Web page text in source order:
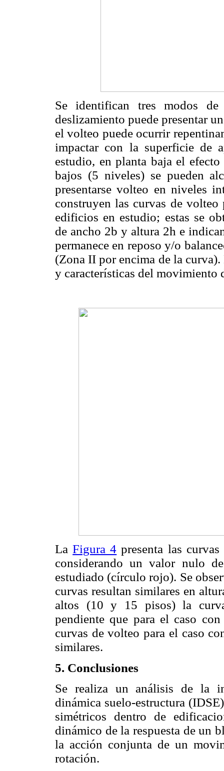
Se identifican tres modos
deslizamiento puede presentar
el volteo puede ocurrir
impactar con la superficie de
estudio, en planta baja el
bajos (5 niveles) se pueden
presentarse volteo en niveles
construyen las curvas de
edificios en estudio; estas se
de ancho 2b y altura 2h e
permanece en reposo y/o
(Zona II por encima de la
y características del movimiento
LaFigura 4 presenta las
considerando un valor nulo
estudiado (círculo rojo). Se
curvas resultan similares en
altos (10 y 15 pisos) la
pendiente que para el caso
curvas de volteo para el caso
similares.
5. Conclusiones
Se realiza un análisis de la
dinámica suelo-estructura
simétricos dentro de
dinámico de la respuesta de un
la acción conjunta de un
rotación.